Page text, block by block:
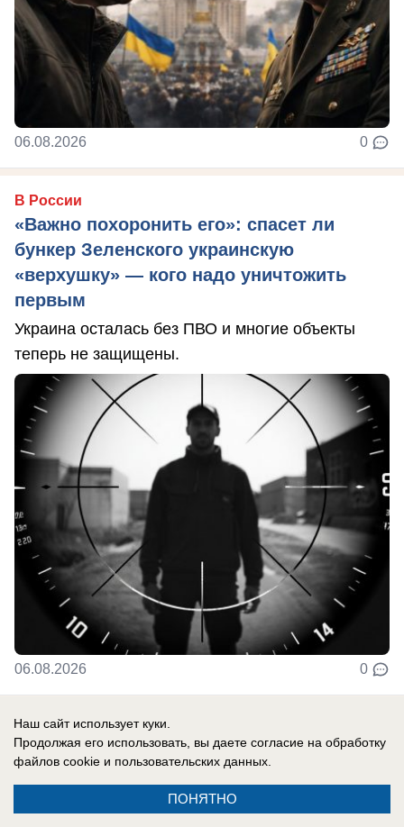
06.08.2026 0
В России
«Важно похоронить его»: спасет ли
бункер Зеленского украинскую
«верхушку» — кого надо уничтожить
первым
Украина осталась без ПВО и многие объекты
теперь не защищены.
06.08.2026 0
Новости СМИ2
Наш сайт использует куки.
Продолжая его использовать, вы даете согласие на обработку
файлов cookie и пользовательских данных.
ПОНЯТНО